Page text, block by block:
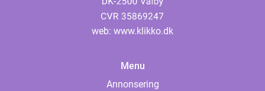
web: www.klikko.dk
Menu
Annonsering